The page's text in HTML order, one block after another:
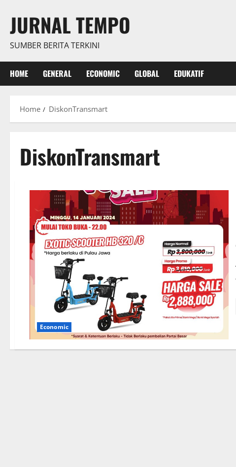
content
JURNAL TEMPO
SUMBER BERITA TERKINI
HOME GENERAL ECONOMIC GLOBAL EDUKATIF
Home DiskonTransmart
DiskonTransmart
Economic